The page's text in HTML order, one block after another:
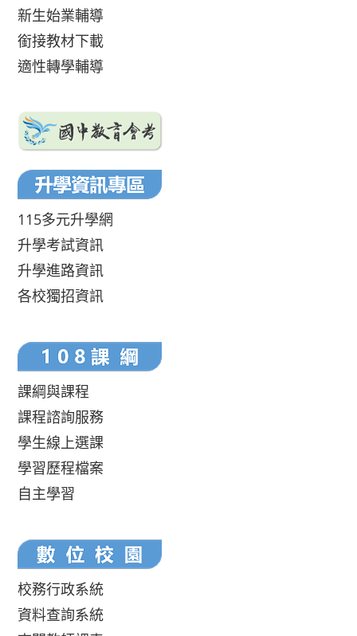
新生始業輔導
銜接教材下載
適性轉學輔導
115多元升學網
升學考試資訊
升學進路資訊
各校獨招資訊
課綱與課程
課程諮詢服務
學生線上選課
學習歷程檔案
自主學習
校務行政系統
資料查詢系統